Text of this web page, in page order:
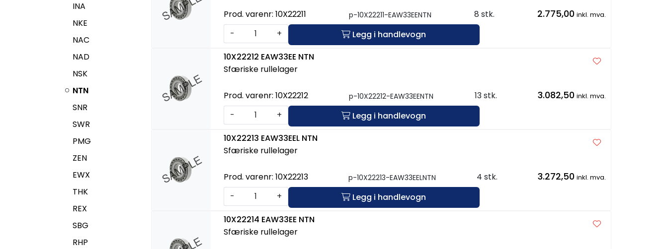
Prod. varenr: 10X22211 p-10X22211-EAW33EENTN 8 stk. 2.775,00 inkl. mva.
- +
Legg i handlevogn
10X22212 EAW33EE NTN
Sfæriske rullelager
Prod. varenr: 10X22212 p-10X22212-EAW33EENTN 13 stk. 3.082,50 inkl. mva.
- +
Legg i handlevogn
10X22213 EAW33EEL NTN
Sfæriske rullelager
Prod. varenr: 10X22213 p-10X22213-EAW33EELNTN 4 stk. 3.272,50 inkl. mva.
- +
Legg i handlevogn
10X22214 EAW33EE NTN
Sfæriske rullelager
INA
NKE
NAC
NAD
NSK
NTN
SNR
SWR
PMG
ZEN
EWX
THK
REX
SBG
RHP